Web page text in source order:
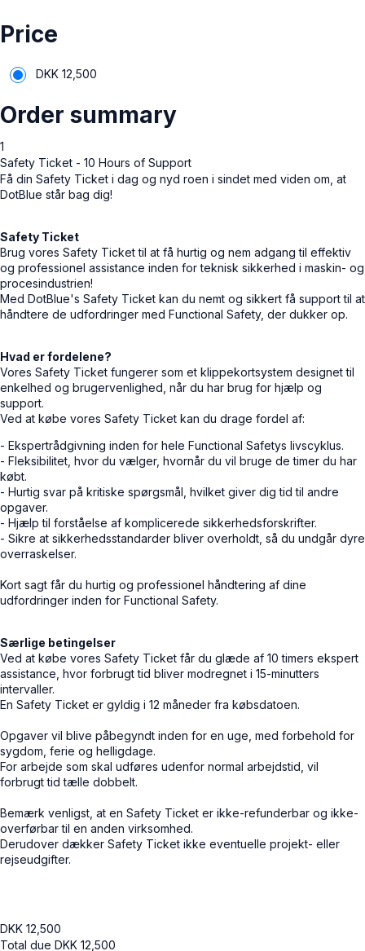
Price
DKK 12,500
Order summary
1
Safety Ticket - 10 Hours of Support
Få din Safety Ticket i dag og nyd roen i sindet med viden om, at
DotBlue står bag dig!
Safety Ticket
Brug vores Safety Ticket til at få hurtig og nem adgang til effektiv
og professionel assistance inden for teknisk sikkerhed i maskin- og
procesindustrien!
Med DotBlue's Safety Ticket kan du nemt og sikkert få support til at
håndtere de udfordringer med Functional Safety, der dukker op.
Hvad er fordelene?
Vores Safety Ticket fungerer som et klippekortsystem designet til
enkelhed og brugervenlighed, når du har brug for hjælp og
support.
Ved at købe vores Safety Ticket kan du drage fordel af:
- Ekspertrådgivning inden for hele Functional Safetys livscyklus.
- Fleksibilitet, hvor du vælger, hvornår du vil bruge de timer du har
købt.
- Hurtig svar på kritiske spørgsmål, hvilket giver dig tid til andre
opgaver.
- Hjælp til forståelse af komplicerede sikkerhedsforskrifter.
- Sikre at sikkerhedsstandarder bliver overholdt, så du undgår dyre
overraskelser.
Kort sagt får du hurtig og professionel håndtering af dine
udfordringer inden for Functional Safety.
Særlige betingelser
Ved at købe vores Safety Ticket får du glæde af 10 timers ekspert
assistance, hvor forbrugt tid bliver modregnet i 15-minutters
intervaller.
En Safety Ticket er gyldig i 12 måneder fra købsdatoen.
Opgaver vil blive påbegyndt inden for en uge, med forbehold for
sygdom, ferie og helligdage.
For arbejde som skal udføres udenfor normal arbejdstid, vil
forbrugt tid tælle dobbelt.
Bemærk venligst, at en Safety Ticket er ikke-refunderbar og ikke-
overførbar til en anden virksomhed.
Derudover dækker Safety Ticket ikke eventuelle projekt- eller
rejseudgifter.
DKK 12,500
Total due DKK 12,500